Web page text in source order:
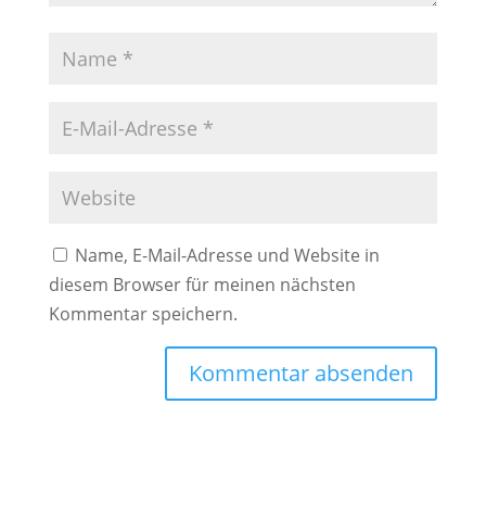
Name, E-Mail-Adresse und Website in
diesem Browser für meinen nächsten
Kommentar speichern.